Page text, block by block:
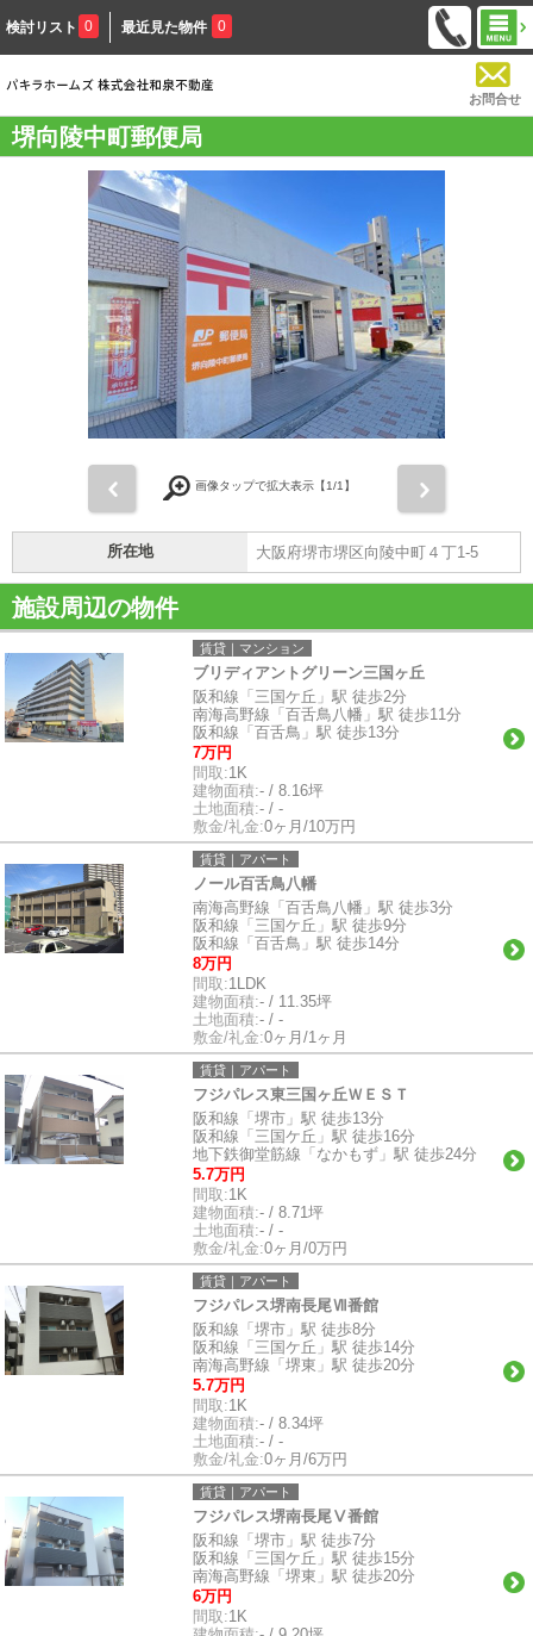
検討リスト 0 最近見た物件 0
お問合せ
堺向陵中町郵便局
画像タップで拡大表示【1/1】
所在地 大阪府堺市堺区向陵中町４丁1-5
施設周辺の物件
賃貸｜マンション
ブリディアントグリーン三国ヶ丘
阪和線「三国ケ丘」駅 徒歩2分
南海高野線「百舌鳥八幡」駅 徒歩11分
阪和線「百舌鳥」駅 徒歩13分
7万円
間取:1K
建物面積:- / 8.16坪
土地面積:- / -
敷金/礼金:0ヶ月/10万円
賃貸｜アパート
ノール百舌鳥八幡
南海高野線「百舌鳥八幡」駅 徒歩3分
阪和線「三国ケ丘」駅 徒歩9分
阪和線「百舌鳥」駅 徒歩14分
8万円
間取:1LDK
建物面積:- / 11.35坪
土地面積:- / -
敷金/礼金:0ヶ月/1ヶ月
賃貸｜アパート
フジパレス東三国ヶ丘ＷＥＳＴ
阪和線「堺市」駅 徒歩13分
阪和線「三国ケ丘」駅 徒歩16分
地下鉄御堂筋線「なかもず」駅 徒歩24分
5.7万円
間取:1K
建物面積:- / 8.71坪
土地面積:- / -
敷金/礼金:0ヶ月/0万円
賃貸｜アパート
フジパレス堺南長尾Ⅶ番館
阪和線「堺市」駅 徒歩8分
阪和線「三国ケ丘」駅 徒歩14分
南海高野線「堺東」駅 徒歩20分
5.7万円
間取:1K
建物面積:- / 8.34坪
土地面積:- / -
敷金/礼金:0ヶ月/6万円
賃貸｜アパート
フジパレス堺南長尾Ⅴ番館
阪和線「堺市」駅 徒歩7分
阪和線「三国ケ丘」駅 徒歩15分
南海高野線「堺東」駅 徒歩20分
6万円
間取:1K